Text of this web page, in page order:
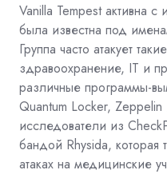
Vanilla Tempest активна
была известна под
Группа часто атакует
здравоохранение, IT и
различные программы-
Quantum Locker,
исследователи из
бандой Rhysida, которая
атаках на медицинские